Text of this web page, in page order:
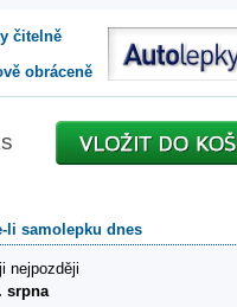
čitelně
obráceně
li samolepku dnes
nejpozději
srpna